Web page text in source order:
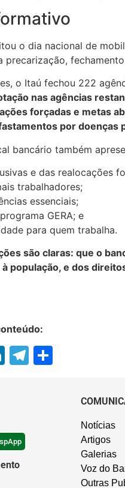
o dia nacional de
precarização,
o Itaú fechou 222
nas agências
forçadas e metas
por doenças
bancário também
e das realocações
trabalhadores;
essenciais;
GERA; e
para quem trabalha.
são claras: que o
população, e dos
LinkedIn
Telegram
Notícias
Artigos
Galerias
Voz do
Outras